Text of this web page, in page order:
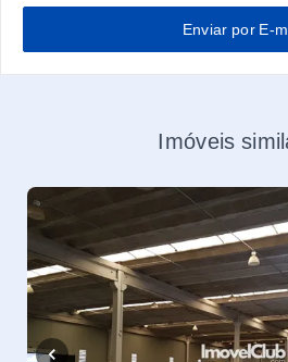
Enviar por E-
Imóveis